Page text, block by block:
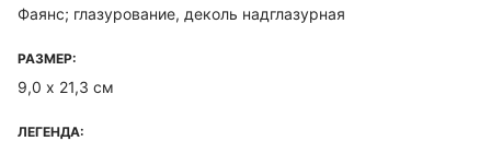
Фаянс; глазурование, деколь надглазурная
РАЗМЕР:
9,0 х 21,3 см
ЛЕГЕНДА: